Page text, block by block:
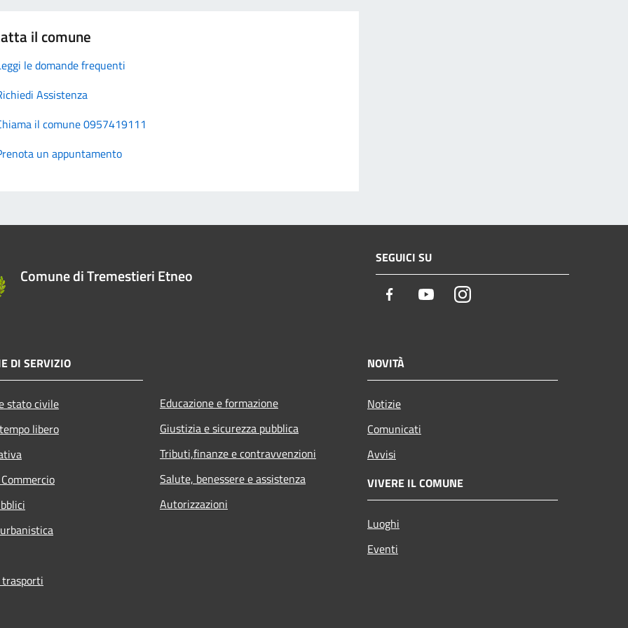
il comune
le domande frequenti
Assistenza
il comune 0957419111
un appuntamento
Comune di Tremestieri Etneo
SEGUICI SU
Facebook YoutubeInstagram
DI SERVIZIO
stato civile
libero
Educazione e formazione
Giustizia e sicurezza pubblica
Tributi,finanze e contravvenzioni
Salute, benessere e assistenza
Autorizzazioni
NOVITÀ
Notizie
Comunicati
Avvisi
VIVERE IL COMUNE
Luoghi
Eventi